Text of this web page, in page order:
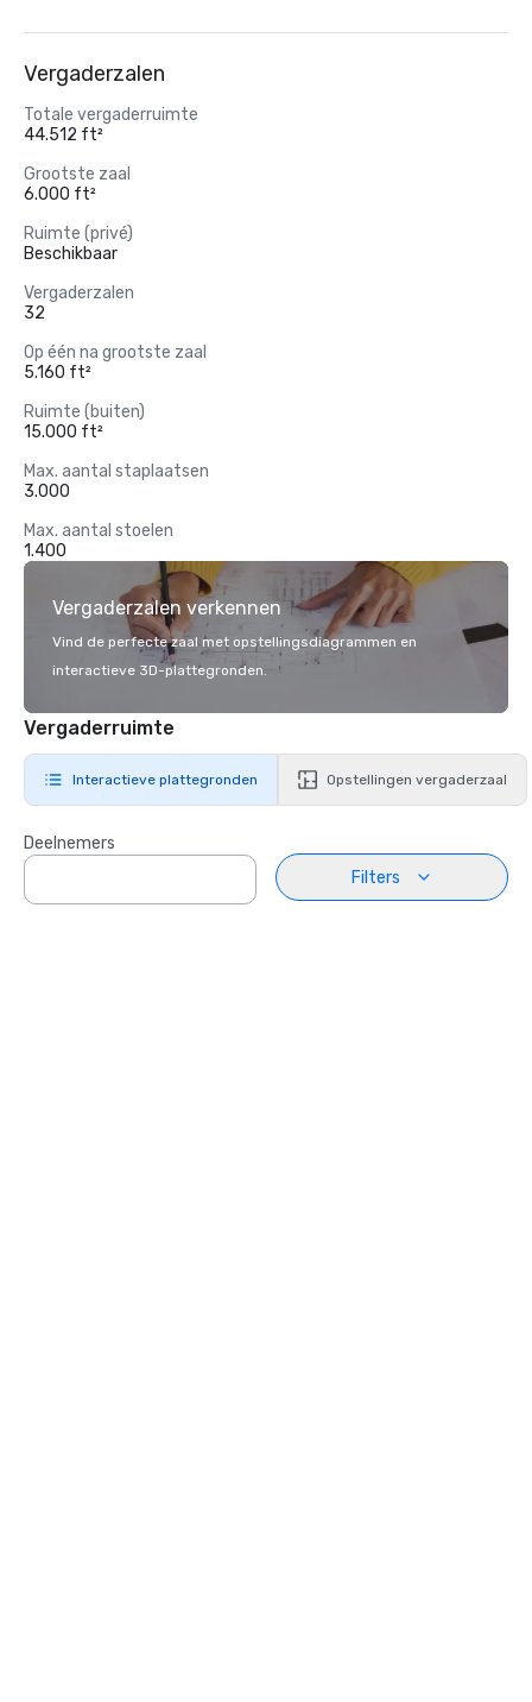
Vergaderzalen
Totale vergaderruimte
44.512 ft²
Grootste zaal
6.000 ft²
Ruimte (privé)
Beschikbaar
Vergaderzalen
32
Op één na grootste zaal
5.160 ft²
Ruimte (buiten)
15.000 ft²
Max. aantal staplaatsen
3.000
Max. aantal stoelen
1.400
Vergaderzalen verkennen
Vind de perfecte zaal met opstellingsdiagrammen en
interactieve 3D-plattegronden.
Vergaderruimte
Interactieve plattegronden Opstellingen vergaderzaal
Deelnemers
Filters